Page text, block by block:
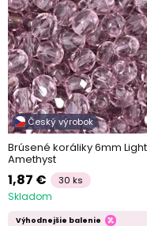
Český výrobok
Brúsené koráliky 6mm Light
Amethyst
1,87 € 30 ks
Skladom
Výhodnejšie balenie